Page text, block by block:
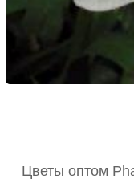
Цветы оптом